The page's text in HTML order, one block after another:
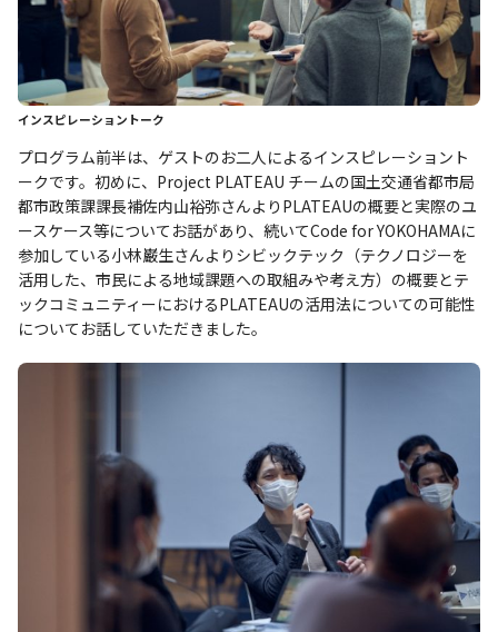
インスピレーショントーク
プログラム前半は、ゲストのお二人によるインスピレーショント
ークです。初めに、Project PLATEAU チームの国土交通省都市局
都市政策課課長補佐内山裕弥さんよりPLATEAUの概要と実際のユ
ースケース等についてお話があり、続いてCode for YOKOHAMAに
参加している小林巌生さんよりシビックテック（テクノロジーを
活用した、市民による地域課題への取組みや考え方）の概要とテ
ックコミュニティーにおけるPLATEAUの活用法についての可能性
についてお話していただきました。